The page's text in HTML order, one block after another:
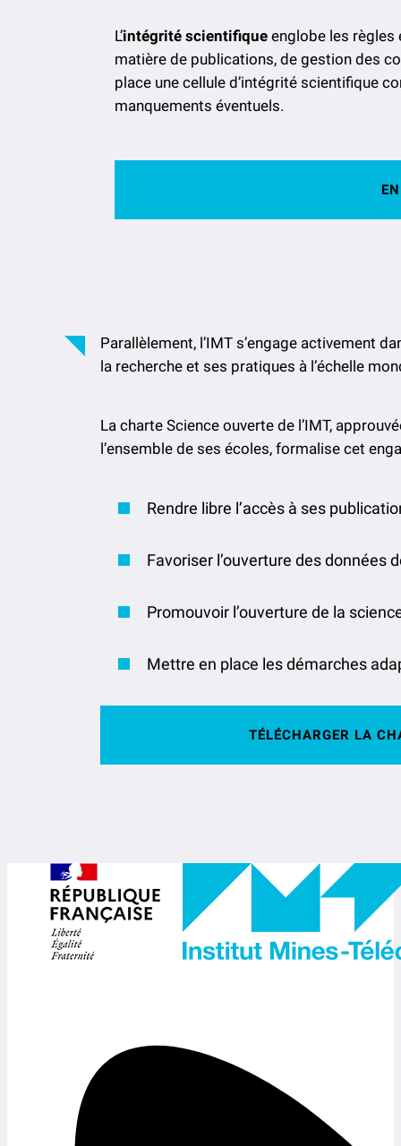
L’intégrité scientifique englobe les règles
matière de publications, de gestion des
place une cellule d’intégrité scientifique
manquements éventuels.
Parallèlement, l’IMT s’engage activement
la recherche et ses pratiques à l’échelle
La charte Science ouverte de l’IMT,
l’ensemble de ses écoles, formalise cet
Rendre libre l’accès à ses
Favoriser l’ouverture des données
Promouvoir l’ouverture de la
Mettre en place les démarches
TÉLÉCHARGER LA